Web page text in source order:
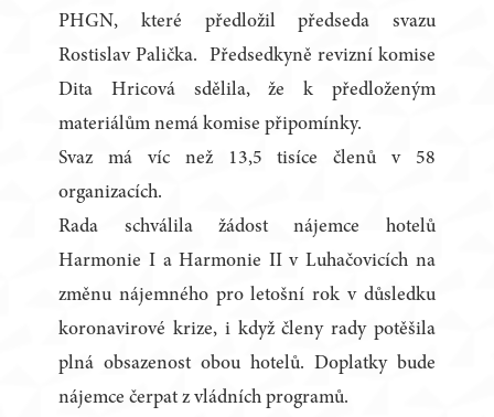
PHGN, které předložil předseda svazu
Rostislav Palička. Předsedkyně revizní komise
Dita Hricová sdělila, že k předloženým
materiálům nemá komise připomínky.
Svaz má víc než 13,5 tisíce členů v 58
organizacích.
Rada schválila žádost nájemce hotelů
Harmonie I a Harmonie II v Luhačovicích na
změnu nájemného pro letošní rok v důsledku
koronavirové krize, i když členy rady potěšila
plná obsazenost obou hotelů. Doplatky bude
nájemce čerpat z vládních programů.